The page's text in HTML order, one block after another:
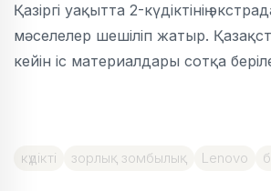
Қазіргі уақытта 2-күдіктінің
мәселелер шешіліп жатыр.
кейін іс материалдары сотқа
күдікті зорлық зомбылық Lenovo